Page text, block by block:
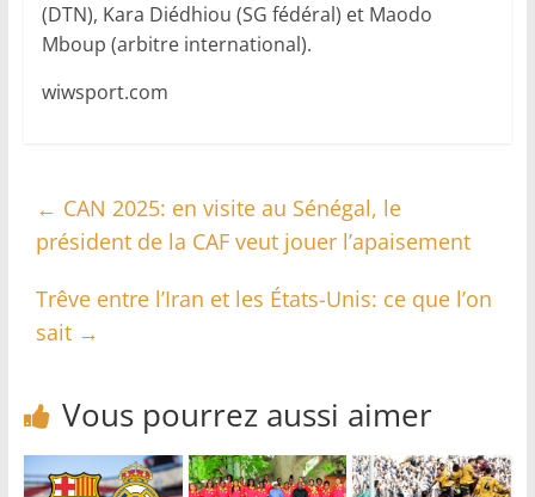
(DTN), Kara Diédhiou (SG fédéral) et Maodo
Mboup (arbitre international).
wiwsport.com
← CAN 2025: en visite au Sénégal, le
président de la CAF veut jouer l’apaisement
Trêve entre l’Iran et les États-Unis: ce que l’on
sait →
Vous pourrez aussi aimer